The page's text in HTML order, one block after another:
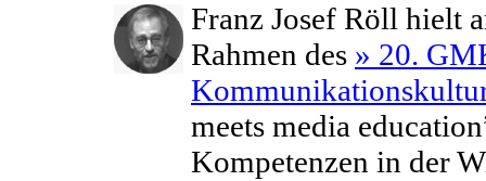
Franz Josef Röll hielt
Rahmen des » 20.
meets media
Kompetenzen in der